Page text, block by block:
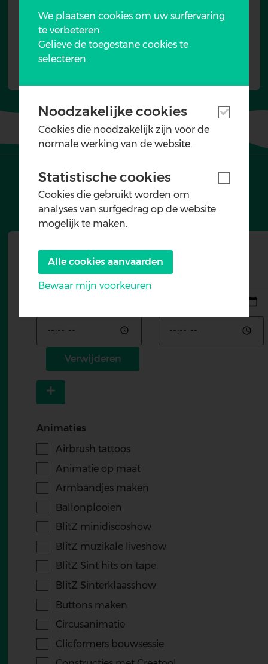
Programma
Data
Begindatum
Verwijderen
toevoegen
Animaties
Airbrush tattoos
Animatie op maat
Armbandjes maken
Ballonplooien
BlitZ minidiscoshow
BlitZ muzikale liveshow
BlitZ Sint hits on tape
BlitZ Sinterklaasshow
Buttons maken
Circusanimatie
Clicformers bouwsessie
We plaatsen cookies om uw surfervaring
te verbeteren.
Gelieve de toegestane cookies te
selecteren.
Noodzakelijke cookies
Cookies die noodzakelijk zijn voor de
normale werking van de website.
Statistische cookies
Cookies die gebruikt worden om
analyses van surfgedrag op de website
mogelijk te maken.
Alle cookies aanvaarden
Bewaar mijn voorkeuren